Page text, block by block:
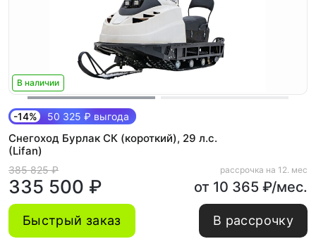
В наличии
-14% 50 325 ₽ выгода
Снегоход Бурлак СК (короткий), 29 л.с.
(Lifan)
385 825 ₽
335 500 ₽
рассрочка на 12. мес
от 10 365 ₽/мес.
Быстрый заказ В рассрочку